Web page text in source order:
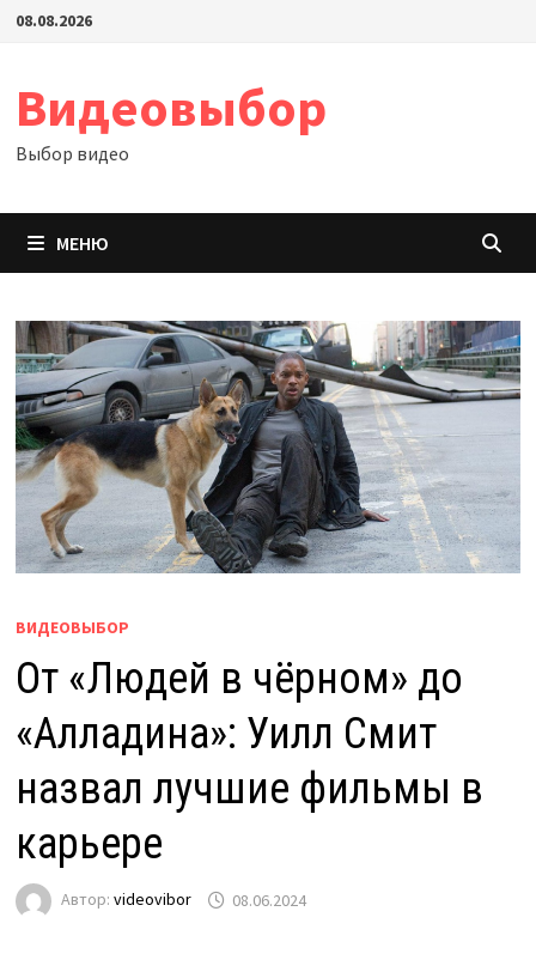
Перейти
08.08.2026
Видеовыбор
Выбор видео
МЕНЮ
ВИДЕОВЫБОР
От «Людей в чёрном» до
«Алладина»: Уилл Смит
назвал лучшие фильмы в
карьере
Автор: videovibor 08.06.2024